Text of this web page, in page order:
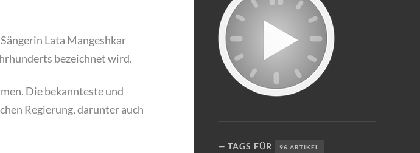
Lata Mangeshkar
bezeichnet wird.
Die bekannteste und
Regierung, darunter auch
TAGS FÜR 96 ARTIKEL